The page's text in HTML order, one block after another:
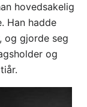
hovedsakelig
Han hadde
og gjorde seg
og